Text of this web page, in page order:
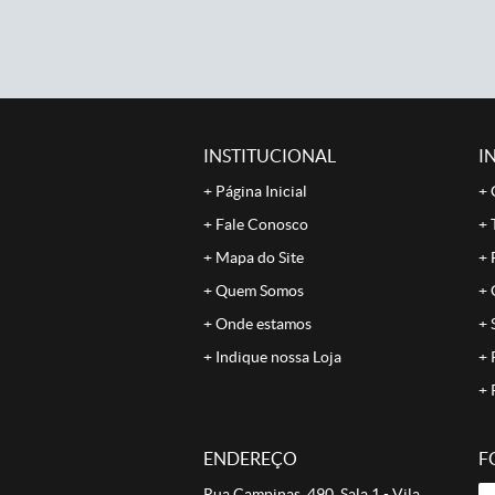
INSTITUCIONAL
Página Inicial
Fale Conosco
Mapa do Site
Quem Somos
Onde estamos
Indique nossa Loja
ENDEREÇO